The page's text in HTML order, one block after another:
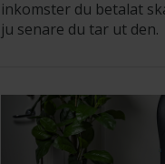
inkomster du betalat
ju senare du tar ut den.